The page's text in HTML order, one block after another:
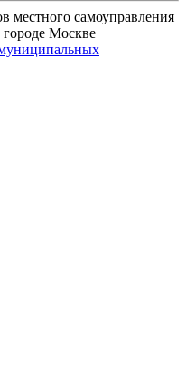
местного самоуправления
Москве